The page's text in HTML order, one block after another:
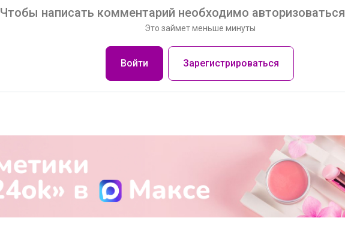
Чтобы написать комментарий необходимо
Это займет меньше минуты
Войти Зарегистрироваться